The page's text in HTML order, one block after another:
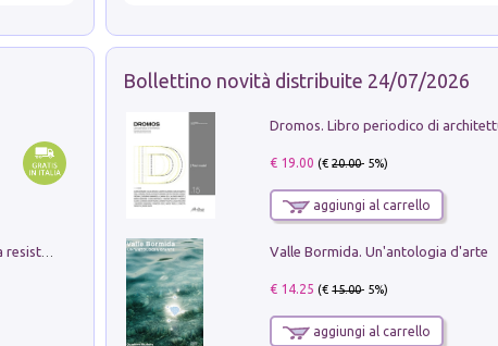
Memorial Santa Giulia. Sculture per la resistenza Monchio di Palagano
Bollettino novità distribuite 24/07/2026
€ 19.00 (€20.00- 5%)
aggiungi al carrello
Valle Bormida. Un'antologia d'arte
€ 14.25 (€15.00- 5%)
aggiungi al carrello